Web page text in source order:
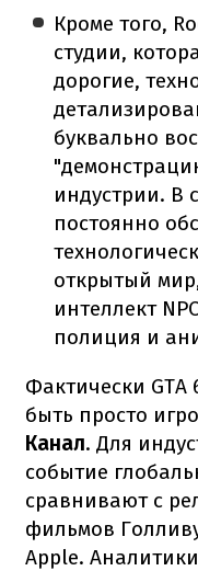
Кроме того,
студии,
дорогие,
буквально
индустрии. В
постоянно
открытый
интеллект
полиция и
Фактически GTA
быть просто
Канал. Для
событие
сравнивают с
фильмов
Apple.